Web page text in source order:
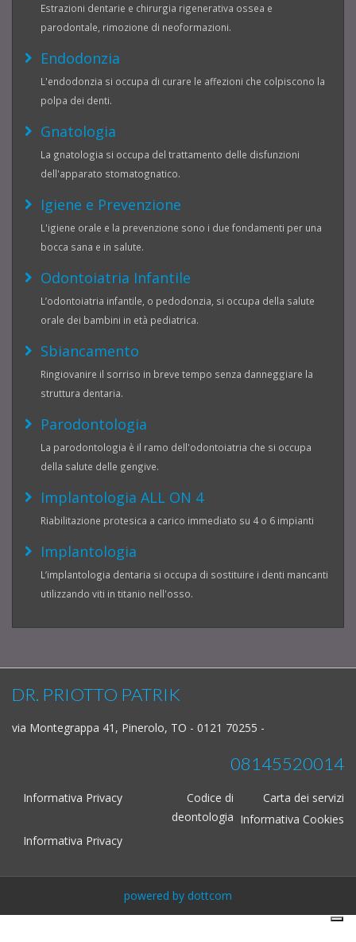
Estrazioni dentarie e chirurgia rigenerativa ossea e
parodontale, rimozione di neoformazioni.
Endodonzia
L'endodonzia si occupa di curare le affezioni che colpiscono la
polpa dei denti.
Gnatologia
La gnatologia si occupa del trattamento delle disfunzioni
dell'apparato stomatognatico.
Igiene e Prevenzione
L'igiene orale e la prevenzione sono i due fondamenti per una
bocca sana e in salute.
Odontoiatria Infantile
L’odontoiatria infantile, o pedodonzia, si occupa della salute
orale dei bambini in età pediatrica.
Sbiancamento
Ringiovanire il sorriso in breve tempo senza danneggiare la
struttura dentaria.
Parodontologia
La parodontologia è il ramo dell'odontoiatria che si occupa
della salute delle gengive.
Implantologia ALL ON 4
Riabilitazione protesica a carico immediato su 4 o 6 impianti
Implantologia
L’implantologia dentaria si occupa di sostituire i denti mancanti
utilizzando viti in titanio nell'osso.
DR. PRIOTTO PATRIK
via Montegrappa 41, Pinerolo, TO - 0121 70255 -
08145520014
Informativa Privacy
Codice di
deontologia
Carta dei servizi
Informativa Cookies
Informativa Privacy
powered by dottcom